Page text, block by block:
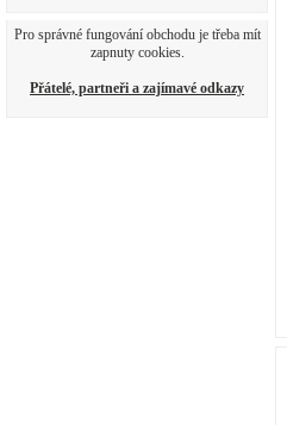
Pro správné fungování obchodu je třeba mít
zapnuty cookies.
Přátelé, partneři a zajímavé odkazy